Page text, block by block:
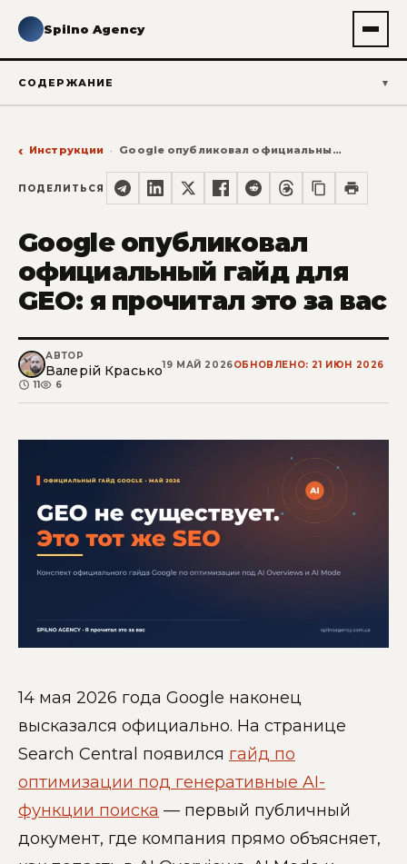
Spilno Agency
СОДЕРЖАНИЕ
Инструкции Google опубликовал официальный гайд для GEO: я прочитал это за вас
ПОДЕЛИТЬСЯ
Google опубликовал
официальный гайд для
GEO: я прочитал это за вас
АВТОР
Валерій Красько19 МАЙ 2026ОБНОВЛЕНО: 21 ИЮН 2026
11
6
14 мая 2026 года Google наконец
высказался официально. На странице
Search Central появился гайд по
оптимизации под генеративные AI-
функции поиска — первый публичный
документ, где компания прямо объясняет,